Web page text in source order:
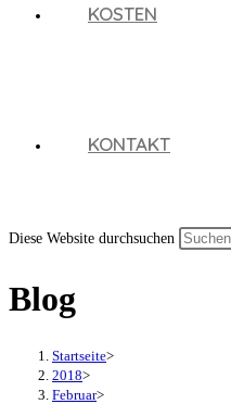
KOSTEN
KONTAKT
Diese Website durchsuchen
Blog
Startseite>
2018>
Februar>